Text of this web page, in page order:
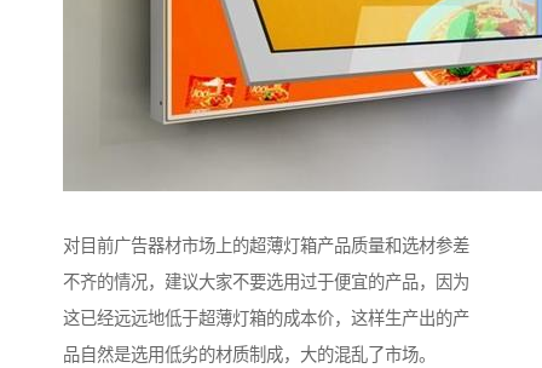
对目前广告器材市场上的超薄灯箱产品质量和选材参差
不齐的情况，建议大家不要选用过于便宜的产品，因为
这已经远远地低于超薄灯箱的成本价，这样生产出的产
品自然是选用低劣的材质制成，大的混乱了市场。